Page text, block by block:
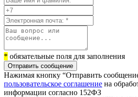
* обязательные поля для заполнения
Отправить сообщение
Нажимая кнопку “Отправить
пользовательское соглашение на
информации согласно 152ФЗ